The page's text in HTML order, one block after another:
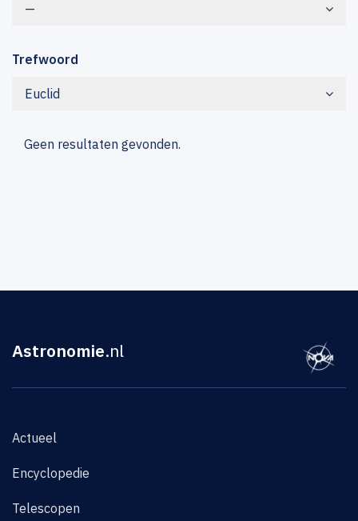
—
Trefwoord
Euclid
Geen resultaten gevonden.
Astronomie.nl
Actueel
Encyclopedie
Telescopen